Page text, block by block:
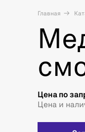
Главная
Цена по
Цена и